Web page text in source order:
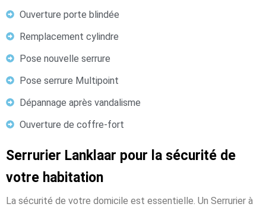
Ouverture porte blindée
Remplacement cylindre
Pose nouvelle serrure
Pose serrure Multipoint
Dépannage après vandalisme
Ouverture de coffre-fort
Serrurier Lanklaar pour la sécurité de
votre habitation
La sécurité de votre domicile est essentielle. Un Serrurier à